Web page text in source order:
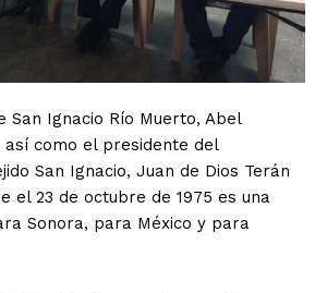
San Ignacio Río Muerto, Abel
así como el presidente del
San Ignacio, Juan de Dios Terán
el 23 de octubre de 1975 es una
Sonora, para México y para